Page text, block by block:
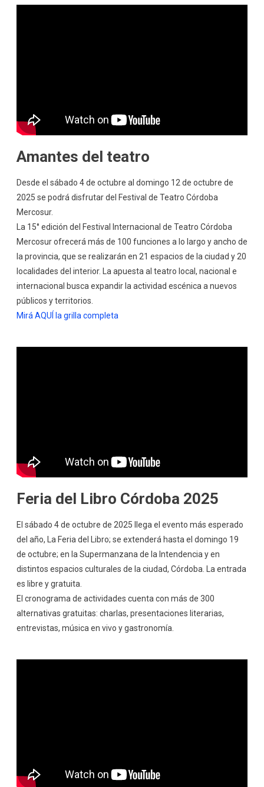
Amantes del teatro
Desde el sábado 4 de octubre al domingo 12 de octubre de
2025 se podrá disfrutar del Festival de Teatro Córdoba
Mercosur.
La 15° edición del Festival Internacional de Teatro Córdoba
Mercosur ofrecerá más de 100 funciones a lo largo y ancho de
la provincia, que se realizarán en 21 espacios de la ciudad y 20
localidades del interior. La apuesta al teatro local, nacional e
internacional busca expandir la actividad escénica a nuevos
públicos y territorios.
Mirá AQUÍ la grilla completa
Feria del Libro Córdoba 2025
El sábado 4 de octubre de 2025 llega el evento más esperado
del año, La Feria del Libro; se extenderá hasta el domingo 19
de octubre; en la Supermanzana de la Intendencia y en
distintos espacios culturales de la ciudad, Córdoba. La entrada
es libre y gratuita.
El cronograma de actividades cuenta con más de 300
alternativas gratuitas: charlas, presentaciones literarias,
entrevistas, música en vivo y gastronomía.